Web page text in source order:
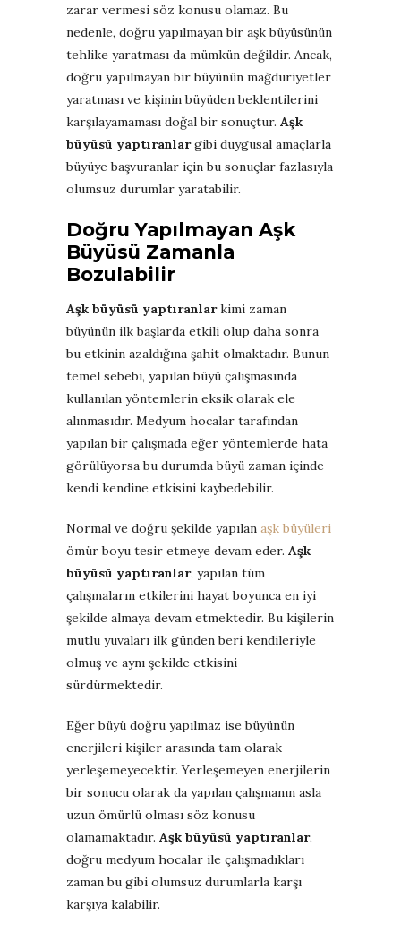
zarar vermesi söz konusu olamaz. Bu
nedenle, doğru yapılmayan bir aşk büyüsünün
tehlike yaratması da mümkün değildir. Ancak,
doğru yapılmayan bir büyünün mağduriyetler
yaratması ve kişinin büyüden beklentilerini
karşılayamaması doğal bir sonuçtur. Aşk
büyüsü yaptıranlargibi duygusal amaçlarla
büyüye başvuranlar için bu sonuçlar fazlasıyla
olumsuz durumlar yaratabilir.
Doğru Yapılmayan Aşk
Büyüsü Zamanla
Bozulabilir
Aşk büyüsü yaptıranlarkimi zaman
büyünün ilk başlarda etkili olup daha sonra
bu etkinin azaldığına şahit olmaktadır. Bunun
temel sebebi, yapılan büyü çalışmasında
kullanılan yöntemlerin eksik olarak ele
alınmasıdır. Medyum hocalar tarafından
yapılan bir çalışmada eğer yöntemlerde hata
görülüyorsa bu durumda büyü zaman içinde
kendi kendine etkisini kaybedebilir.
Normal ve doğru şekilde yapılan aşk büyüleri
ömür boyu tesir etmeye devam eder. Aşk
büyüsü yaptıranlar, yapılan tüm
çalışmaların etkilerini hayat boyunca en iyi
şekilde almaya devam etmektedir. Bu kişilerin
mutlu yuvaları ilk günden beri kendileriyle
olmuş ve aynı şekilde etkisini
sürdürmektedir.
Eğer büyü doğru yapılmaz ise büyünün
enerjileri kişiler arasında tam olarak
yerleşemeyecektir. Yerleşemeyen enerjilerin
bir sonucu olarak da yapılan çalışmanın asla
uzun ömürlü olması söz konusu
olamamaktadır. Aşk büyüsü yaptıranlar,
doğru medyum hocalar ile çalışmadıkları
zaman bu gibi olumsuz durumlarla karşı
karşıya kalabilir.